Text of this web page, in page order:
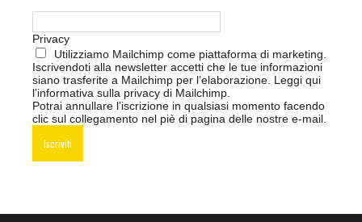
Privacy
Utilizziamo Mailchimp come piattaforma di marketing.
Iscrivendoti alla newsletter accetti che le tue informazioni
siano trasferite a Mailchimp per l’elaborazione. Leggi qui
l’informativa sulla privacy di Mailchimp.
Potrai annullare l’iscrizione in qualsiasi momento facendo
clic sul collegamento nel piè di pagina delle nostre e-mail.